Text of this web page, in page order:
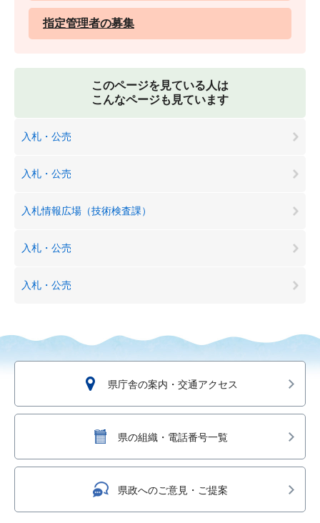
指定管理者の募集
このページを見ている人は
こんなページも見ています
入札・公売
入札・公売
入札情報広場（技術検査課）
入札・公売
入札・公売
県庁舎の案内・交通アクセス
県の組織・電話番号一覧
県政へのご意見・ご提案